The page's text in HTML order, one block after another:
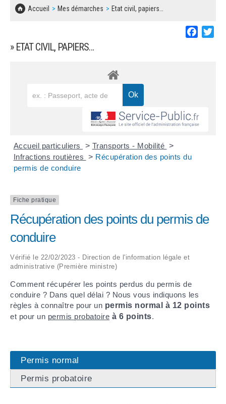
Accueil Mes démarches Etat civil, papiers…
» ETAT CIVIL, PAPIERS…
Accueil particuliers > Transports - Mobilité >
Infractions routières > Récupération des points du
permis de conduire
Fiche pratique
Récupération des points du permis de
conduire
Vérifié le 22/02/2023 - Direction de l'information légale et
administrative (Première ministre)
Comment récupérer les points perdus du permis de
conduire ? Dans quel délai ? Nous vous indiquons les
règles à connaître pour un permis normal à 12 points
et pour un permis probatoire à 6 points.
Permis normal
Permis probatoire
CONCERTATIONS PUBLIQUES
SOLIDARITÉ, LOGEMENT
DECHETS
BESOIN D'UNE AIDE ?
LES ASSOCIATIONS
MARCHÉS PUBLICS
REGLEMENT LOCAL DE PUBLICITÉ
DECLARATION DE DEMARCHAGE
DOSSIER DE DEMANDE DE SUBVENTION
DEMANDE DE PRÊT DE MATERIEL
FICHE D'ORGANISATION MANIFESTATION
PLAN D'ACTION MUNICIPAL